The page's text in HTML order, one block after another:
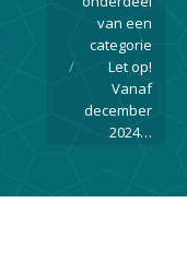
van een
categorie
Let op!
Vanaf
december
2024…